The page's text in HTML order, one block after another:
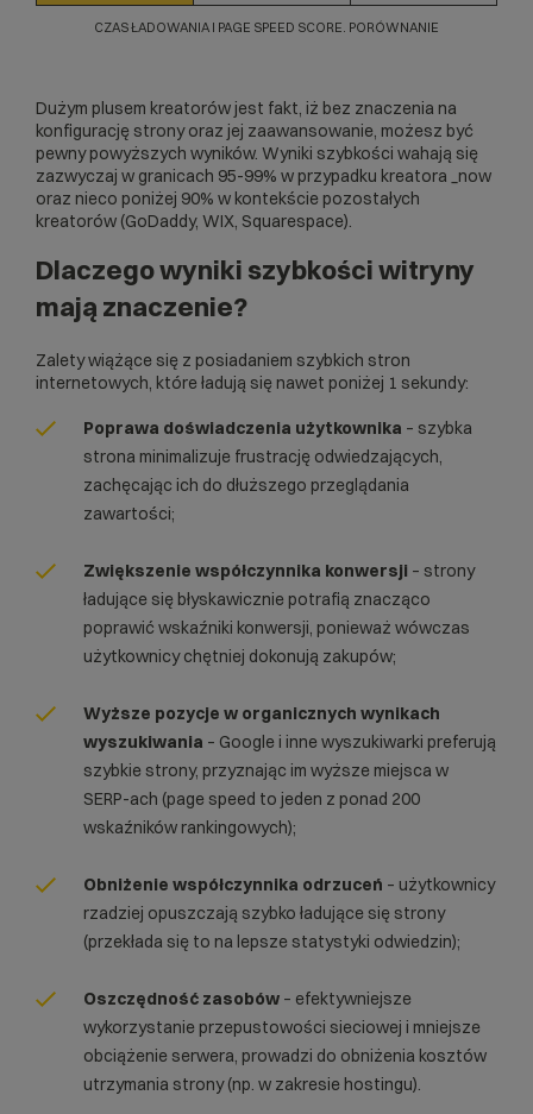
CZAS ŁADOWANIA I PAGE SPEED SCORE. PORÓWNANIE
Dużym plusem kreatorów jest fakt, iż bez znaczenia na
konfigurację strony oraz jej zaawansowanie, możesz być
pewny powyższych wyników. Wyniki szybkości wahają się
zazwyczaj w granicach 95-99% w przypadku kreatora _now
oraz nieco poniżej 90% w kontekście pozostałych
kreatorów (GoDaddy, WIX, Squarespace).
Dlaczego wyniki szybkości witryny
mają znaczenie?
Zalety wiążące się z posiadaniem szybkich stron
internetowych, które ładują się nawet poniżej 1 sekundy:
Poprawa doświadczenia użytkownika – szybka
strona minimalizuje frustrację odwiedzających,
zachęcając ich do dłuższego przeglądania
zawartości;
Zwiększenie współczynnika konwersji – strony
ładujące się błyskawicznie potrafią znacząco
poprawić wskaźniki konwersji, ponieważ wówczas
użytkownicy chętniej dokonują zakupów;
Wyższe pozycje w organicznych wynikach
wyszukiwania – Google i inne wyszukiwarki preferują
szybkie strony, przyznając im wyższe miejsca w
SERP-ach (page speed to jeden z ponad 200
wskaźników rankingowych);
Obniżenie współczynnika odrzuceń – użytkownicy
rzadziej opuszczają szybko ładujące się strony
(przekłada się to na lepsze statystyki odwiedzin);
Oszczędność zasobów – efektywniejsze
wykorzystanie przepustowości sieciowej i mniejsze
obciążenie serwera, prowadzi do obniżenia kosztów
utrzymania strony (np. w zakresie hostingu).